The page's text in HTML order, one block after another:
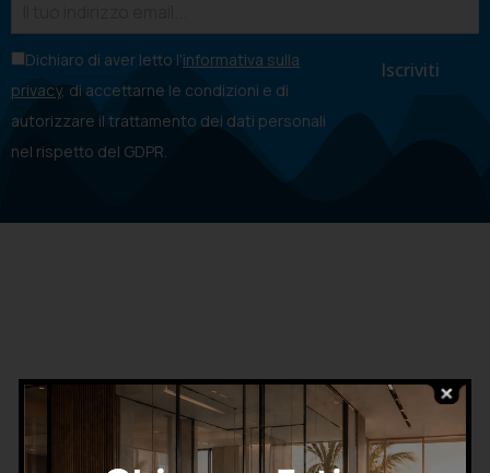
Dichiaro di aver letto l'informativa sulla
privacy, di accettarne le condizioni e di
autorizzare il trattamento dei dati personali
nel rispetto del GDPR.
CHIAMA ORA